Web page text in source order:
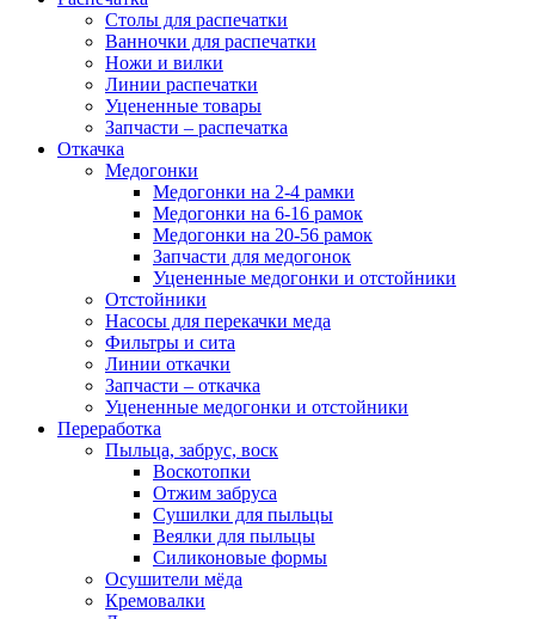
Столы для распечатки
Ванночки для распечатки
Ножи и вилки
Линии распечатки
Уцененные товары
Запчасти – распечатка
Откачка
Медогонки
Медогонки на 2-4 рамки
Медогонки на 6-16 рамок
Медогонки на 20-56 рамок
Запчасти для медогонок
Уцененные медогонки и отстойники
Отстойники
Насосы для перекачки меда
Фильтры и сита
Линии откачки
Запчасти – откачка
Уцененные медогонки и отстойники
Переработка
Пыльца, забрус, воск
Воскотопки
Отжим забруса
Сушилки для пыльцы
Веялки для пыльцы
Силиконовые формы
Осушители мёда
Кремовалки